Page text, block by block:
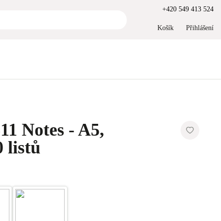
+420 549 413 524
Košík Přihlášení
Notes - A5,
listů